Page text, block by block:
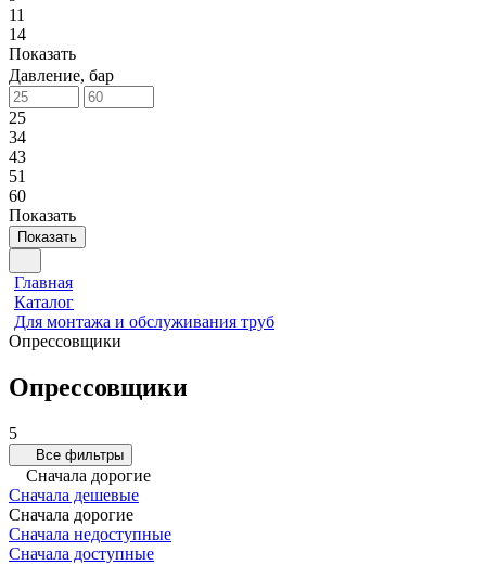
11
14
Показать
Давление, бар
25
34
43
51
60
Показать
Показать
Главная
Каталог
Для монтажа и обслуживания труб
Опрессовщики
Опрессовщики
5
Все фильтры
Сначала дорогие
Сначала дешевые
Сначала дорогие
Сначала недоступные
Сначала доступные